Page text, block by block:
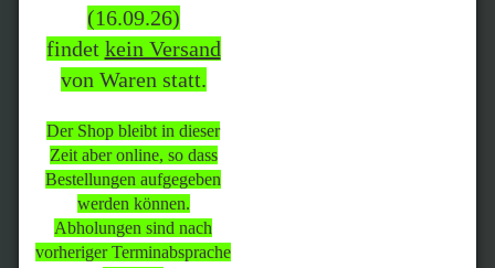
(16.09.26)
findet kein Versand
von Waren statt.
Der Shop bleibt in dieser
Zeit aber online, so dass
Bestellungen aufgegeben
werden können.
Abholungen sind nach
vorheriger Terminabsprache
In der Zeit von Mittwoch
(12.08.26) bis Mittwoch
(16.09.26)
statt.
Der Shop bleibt in dieser Zeit
aber online, so dass
Bestellungen aufgegeben
werden können.